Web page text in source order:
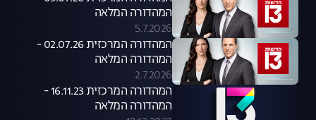
המהדורה המלאה
5.7.2026
המהדורה המרכזית 02.07.26 -
המהדורה המלאה
2.7.2026
המהדורה המרכזית 16.11.23 -
המהדורה המלאה